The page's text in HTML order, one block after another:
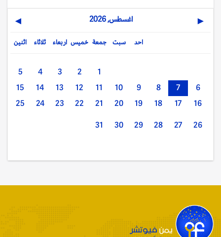
◀ اغسطس, 2026 ▶
اثنين ثلاثاء اربعاء خميس جمعة سبت احد
1
2
3
4
5
6
7
8
9
10
11
12
13
14
15
16
17
18
19
20
21
22
23
24
25
26
27
28
29
30
31